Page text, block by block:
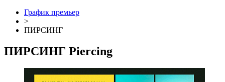
График премьер
>
ПИРСИНГ
ПИРСИНГ Piercing